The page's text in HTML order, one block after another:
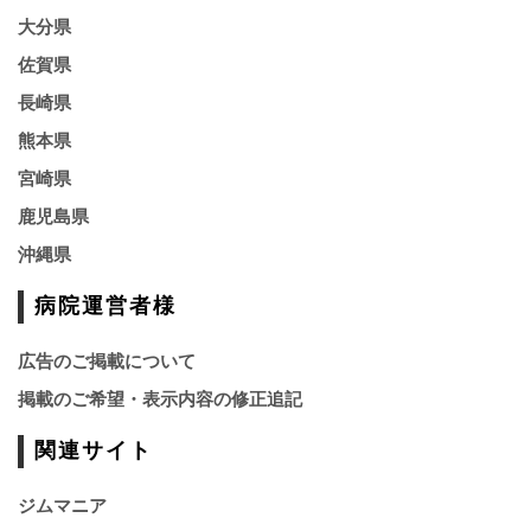
大分県
佐賀県
長崎県
熊本県
宮崎県
鹿児島県
沖縄県
病院運営者様
広告のご掲載について
掲載のご希望・表示内容の修正追記
関連サイト
ジムマニア